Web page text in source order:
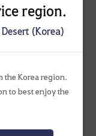
region.
(Korea)
the Korea region.
to best enjoy the
연구소 또는 공식 서버
하겠습니다.
의성을 제공해 드릴 수
것 같습니다.
들 수 있는 방안들에
립니다.